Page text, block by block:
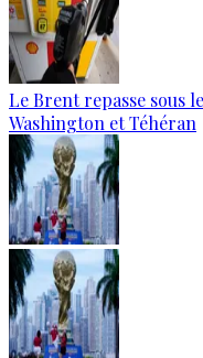
Le Brent repasse sous
Washington et Téhéran